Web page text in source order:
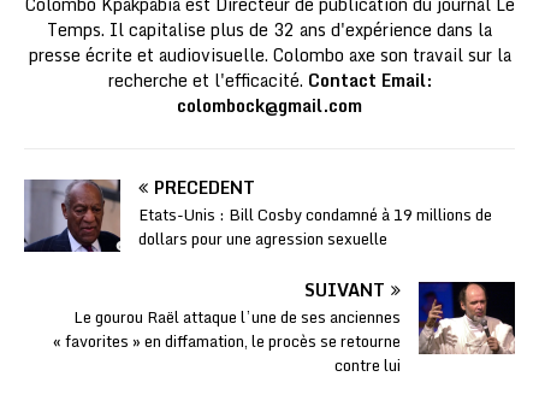
Temps. Il capitalise plus de 32 ans d'expérience dans la
presse écrite et audiovisuelle. Colombo axe son travail sur la
recherche et l'efficacité. Contact Email:
colombock@gmail.com
PRÉCÉDENT
Etats-Unis : Bill Cosby condamné à 19 millions de
dollars pour une agression sexuelle
SUIVANT
Le gourou Raël attaque l’une de ses anciennes
« favorites » en diffamation, le procès se retourne
contre lui